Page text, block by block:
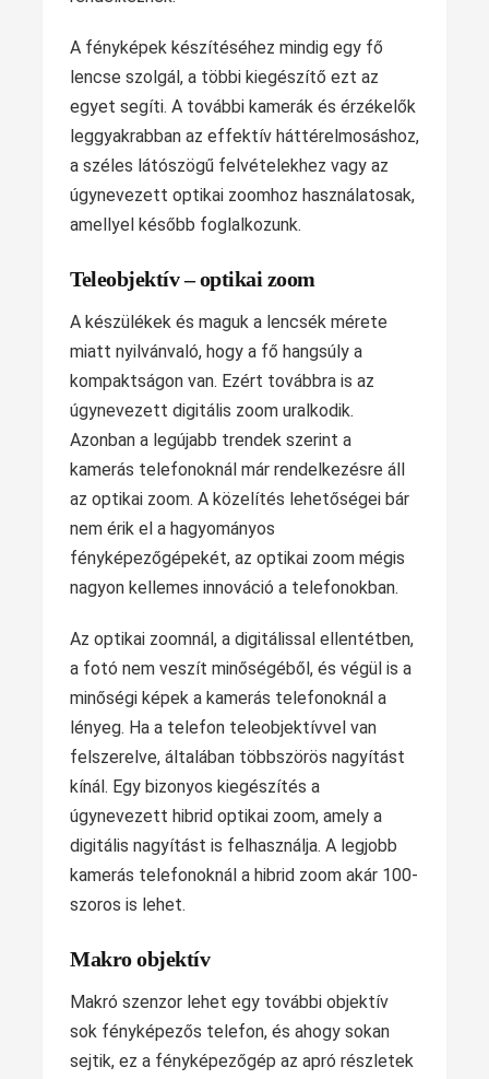
A fényképek készítéséhez mindig egy fő
lencse szolgál, a többi kiegészítő ezt az
egyet segíti. A további kamerák és érzékelők
leggyakrabban az effektív háttérelmosáshoz,
a széles látószögű felvételekhez vagy az
úgynevezett optikai zoomhoz használatosak,
amellyel később foglalkozunk.
Teleobjektív – optikai zoom
A készülékek és maguk a lencsék mérete
miatt nyilvánvaló, hogy a fő hangsúly a
kompaktságon van. Ezért továbbra is az
úgynevezett digitális zoom uralkodik.
Azonban a legújabb trendek szerint a
kamerás telefonoknál már rendelkezésre áll
az optikai zoom. A közelítés lehetőségei bár
nem érik el a hagyományos
fényképezőgépekét, az optikai zoom mégis
nagyon kellemes innováció a telefonokban.
Az optikai zoomnál, a digitálissal ellentétben,
a fotó nem veszít minőségéből, és végül is a
minőségi képek a kamerás telefonoknál a
lényeg. Ha a telefon teleobjektívvel van
felszerelve, általában többszörös nagyítást
kínál. Egy bizonyos kiegészítés a
úgynevezett hibrid optikai zoom, amely a
digitális nagyítást is felhasználja. A legjobb
kamerás telefonoknál a hibrid zoom akár 100-
szoros is lehet.
Makro objektív
Makró szenzor lehet egy további objektív
sok fényképezős telefon, és ahogy sokan
sejtik, ez a fényképezőgép az apró részletek